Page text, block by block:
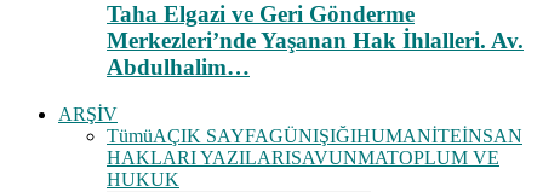
Taha Elgazi ve Geri Gönderme
Merkezleri’nde Yaşanan Hak İhlalleri. Av.
Abdulhalim…
ARŞİV
TümüAÇIK SAYFAGÜNIŞIĞIHUMANİTEİNSAN
HAKLARI YAZILARISAVUNMATOPLUM VE
HUKUK